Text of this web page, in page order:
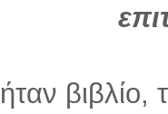
βιβλίο,